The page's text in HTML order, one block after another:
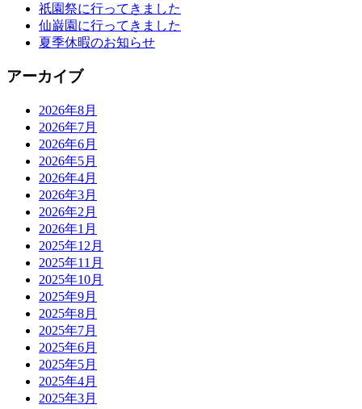
祇園祭に行ってきました
仙巌園に行ってきました
夏季休暇のお知らせ
アーカイブ
2026年8月
2026年7月
2026年6月
2026年5月
2026年4月
2026年3月
2026年2月
2026年1月
2025年12月
2025年11月
2025年10月
2025年9月
2025年8月
2025年7月
2025年6月
2025年5月
2025年4月
2025年3月